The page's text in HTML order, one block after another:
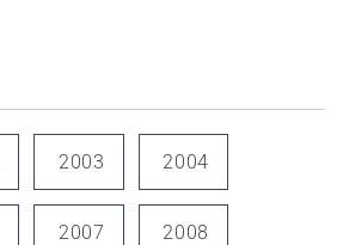
2003 2004
2007 2008